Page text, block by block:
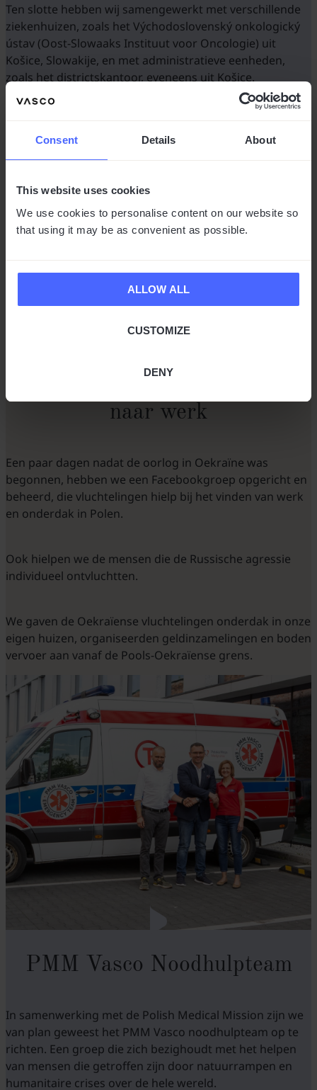
Consent Details About
This website uses cookies
We use cookies to personalise content on our website so
that using it may be as convenient as possible.
ALLOW ALL
CUSTOMIZE
DENY
Ten slotte hebben wij samengewerkt met verschillende
ziekenhuizen, zoals het Východoslovenský onkologický
ústav (Oost-Slowaaks Instituut voor Oncologie) uit
Košice, Slowakije, en met administratieve eenheden,
zoals het districtskantoor, eveneens uit Košice.
naar werk
Een paar dagen nadat de oorlog in Oekraïne was
begonnen, hebben we een Facebookgroep opgericht en
beheerd, die vluchtelingen hielp bij het vinden van werk
en onderdak in Polen.
Ook hielpen we de mensen die de Russische agressie
individueel ontvluchtten.
We gaven de Oekraïense vluchtelingen onderdak in onze
eigen huizen, organiseerden geldinzamelingen en boden
vervoer aan vanaf de Pools-Oekraïense grens.
PMM Vasco Noodhulpteam
In samenwerking met de Polish Medical Mission zijn we
van plan geweest het PMM Vasco noodhulpteam op te
richten. Een groep die zich bezighoudt met het helpen
van mensen die getroffen zijn door natuurrampen en
humanitaire crises over de hele wereld.